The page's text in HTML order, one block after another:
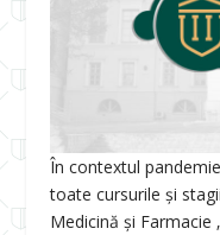
În contextul
toate cursurile și
Medicină și Farmacie